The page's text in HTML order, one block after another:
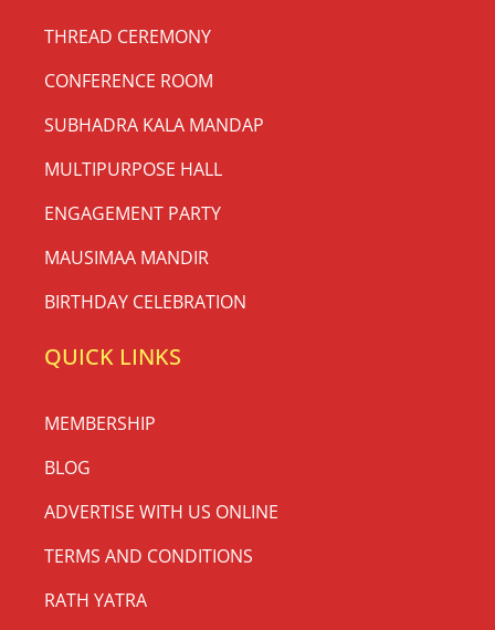
THREAD CEREMONY
CONFERENCE ROOM
SUBHADRA KALA MANDAP
MULTIPURPOSE HALL
ENGAGEMENT PARTY
MAUSIMAA MANDIR
BIRTHDAY CELEBRATION
QUICK LINKS
MEMBERSHIP
BLOG
ADVERTISE WITH US ONLINE
TERMS AND CONDITIONS
RATH YATRA